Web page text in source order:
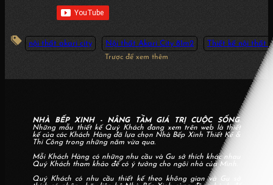
nội thất akari city Nội thất Akari City 81m2 Thiết kế nội thất
Trược để xem thêm
NHÀ BẾP XINH - NÂNG TẦM GIÁ TRỊ CUỘC SỐNG.
Những mẫu thiết kế Quý Khách đang xem trên web là thiết
kế của các Khách Hàng đã lựa chọn Nhà Bếp Xinh Thiết Kế &
Thi Công trong những năm vừa qua.
Mỗi Khách Hàng có những nhu cầu và Gu sở thích khác nhau
Quý Khách tham khảo để có ý tưởng cho ngôi nhà của Mình.
Quý Khách có nhu cầu thiết kế theo không gian và Gu sở